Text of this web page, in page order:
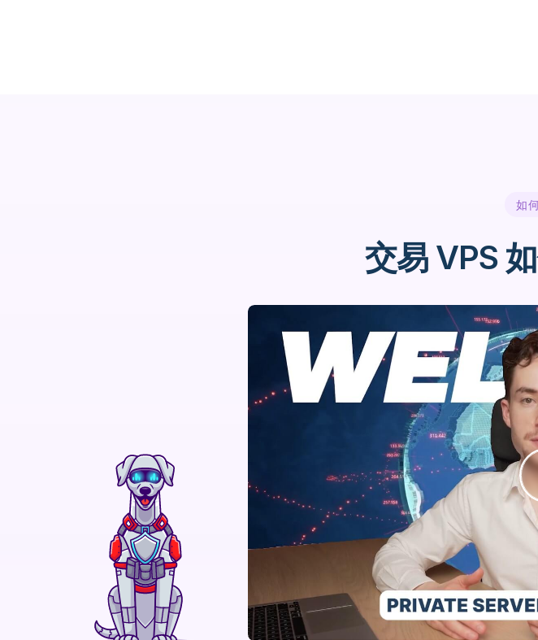
如
交易 VPS